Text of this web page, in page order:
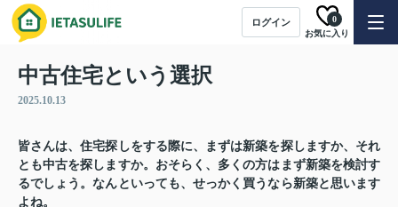
ログイン
お気に入り
0
中古住宅という選択
2025.10.13
皆さんは、住宅探しをする際に、まずは新築を探しますか、それ
とも中古を探しますか。おそらく、多くの方はまず新築を検討す
るでしょう。なんといっても、せっかく買うなら新築と思います
よね。